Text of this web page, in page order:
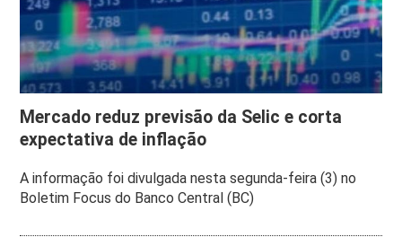
Mercado reduz previsão da Selic e corta
expectativa de inflação
A informação foi divulgada nesta segunda-feira (3) no
Boletim Focus do Banco Central (BC)